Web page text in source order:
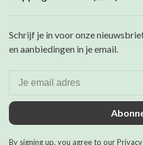
Schrijf je in voor onze
en aanbiedingen in je email.
By signing up, you agree to our Privacy